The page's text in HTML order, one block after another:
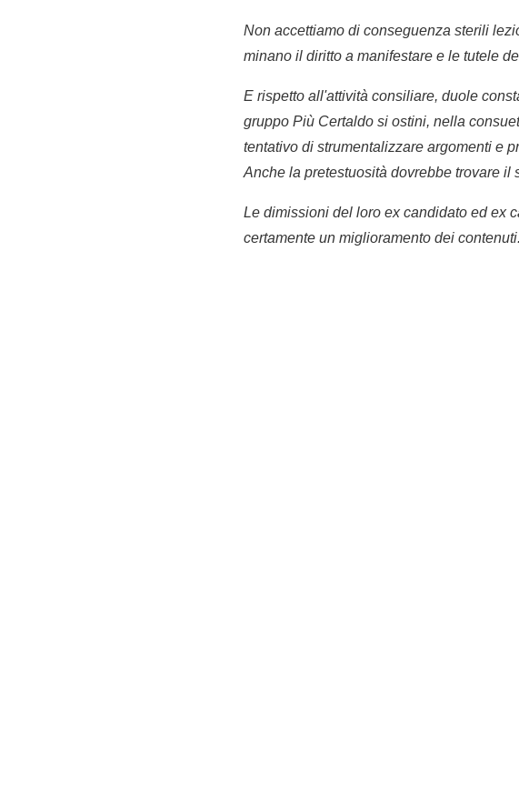
Non accettiamo di conseguenza sterili
minano il diritto a manifestare e le tutele
E rispetto all'attività consiliare, duole
gruppo Più Certaldo si ostini, nella
tentativo di strumentalizzare argomenti e
Anche la pretestuosità dovrebbe trovare
Le dimissioni del loro ex candidato ed ex
certamente un miglioramento dei contenuti.